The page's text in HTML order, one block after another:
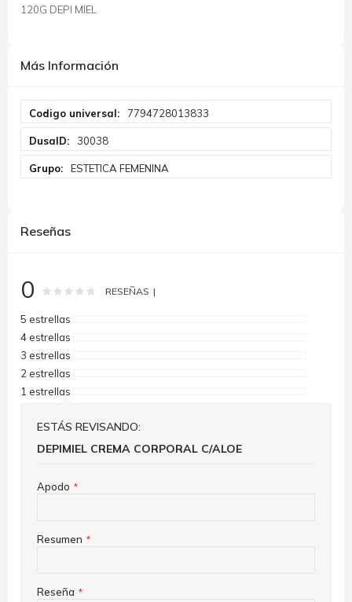
120G DEPI MIEL
Más Información
Información
7794728013833
30038
ESTETICA FEMENINA
Reseñas
0 Rating: % of100
RESEÑAS
5 estrellas
4 estrellas
3 estrellas
2 estrellas
1 estrellas
ESTÁS REVISANDO:
DEPIMIEL CREMA CORPORAL C/ALOE
Apodo
Resumen
Reseña